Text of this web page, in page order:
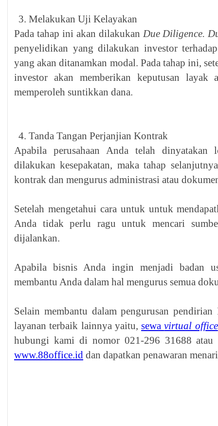
Melakukan Uji Kelayakan
Pada tahap ini akan dilakukan Due Diligence.
penyelidikan yang dilakukan investor
yang akan ditanamkan modal. Pada tahap ini,
investor akan memberikan keputusan layak
memperoleh suntikkan dana.
Tanda Tangan Perjanjian Kontrak
Apabila perusahaan Anda telah
dilakukan kesepakatan, maka tahap
kontrak dan mengurus administrasi atau
Setelah mengetahui cara untuk untuk
Anda tidak perlu ragu untuk mencari
dijalankan.
Apabila bisnis Anda ingin menjadi badan
membantu Anda dalam hal mengurus semua
Selain membantu dalam pengurusan
layanan terbaik lainnya yaitu,sewavirtual office
hubungi kami di nomor 021-296 31688
www.88office.id dan dapatkan penawaran